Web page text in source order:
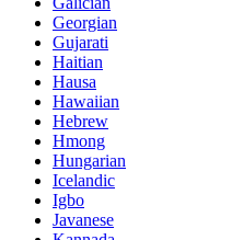
Georgian
Gujarati
Haitian
Hausa
Hawaiian
Hebrew
Hmong
Hungarian
Icelandic
Igbo
Javanese